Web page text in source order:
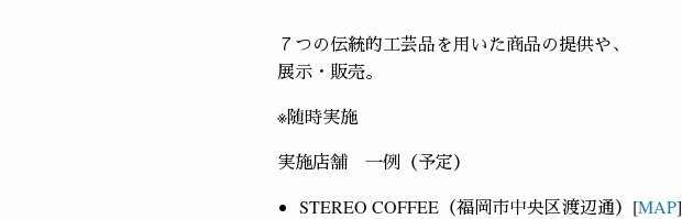
７つの伝統的工芸品を用いた商品の提供や、
展示・販売。
※随時実施
実施店舗 一例（予定）
STEREO COFFEE（福岡市中央区渡辺通）[MAP]